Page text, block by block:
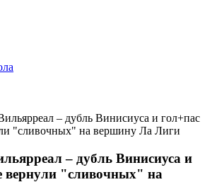
– дубль Винисиуса и гол+пас
"сливочных" на вершину Ла Лиги
– дубль Винисиуса и
вернули "сливочных" на